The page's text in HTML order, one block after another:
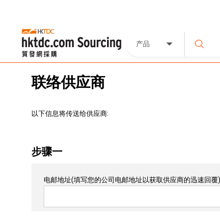
产品
联络供应商
以下信息将传送给供应商:
步骤一
电邮地址(填写您的公司电邮地址以获取供应商的迅速回覆)